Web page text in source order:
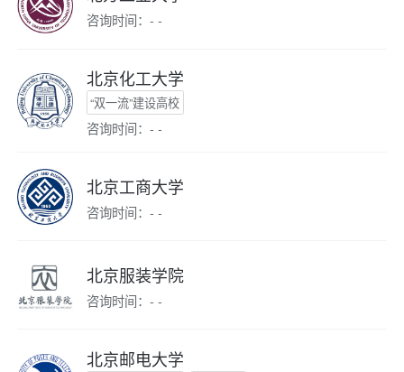
咨询时间：- -
北京化工大学
“双一流”建设高校
咨询时间：- -
北京工商大学
咨询时间：- -
北京服装学院
咨询时间：- -
北京邮电大学